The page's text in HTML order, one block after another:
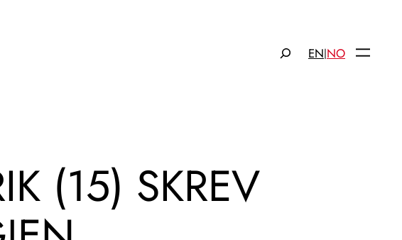
EN|NO
(15) SKREV